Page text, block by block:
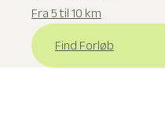
Fra 5 til 10 km
Find Forløb